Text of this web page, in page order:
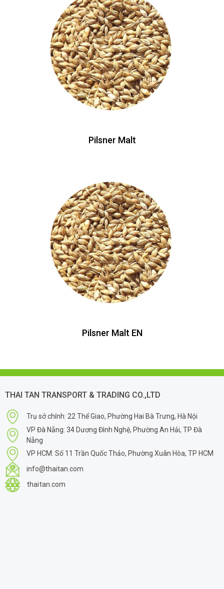
Pilsner Malt
Pilsner Malt EN
THAI TAN TRANSPORT & TRADING CO.,LTD
Trụ sở chính: 22 Thể Giao, Phường Hai Bà Trưng, Hà Nội
VP Đà Nẵng: 34 Dương Đình Nghệ, Phường An Hải, TP Đà
Nẵng
VP HCM: Số 11 Trần Quốc Thảo, Phường Xuân Hòa, TP HCM
info@thaitan.com
thaitan.com